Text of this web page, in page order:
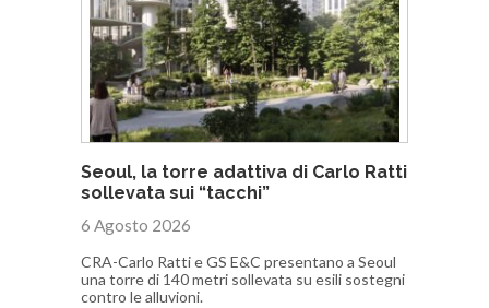
Seoul, la torre adattiva di Carlo Ratti
sollevata sui “tacchi”
6 Agosto 2026
CRA-Carlo Ratti e GS E&C presentano a Seoul
una torre di 140 metri sollevata su esili sostegni
contro le alluvioni.